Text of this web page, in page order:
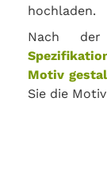
hochladen.
Nach
Motiv
Sie die